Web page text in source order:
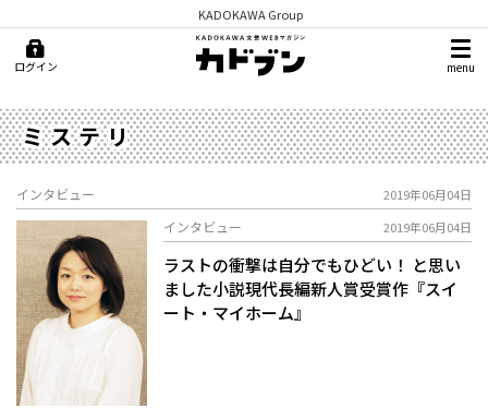
KADOKAWA Group
ログイン menu
ミステリ
インタビュー 2019年06月04日
インタビュー 2019年06月04日
ラストの衝撃は自分でもひどい！ と思い
ました――小説現代長編新人賞受賞作『スイ
ート・マイホーム』